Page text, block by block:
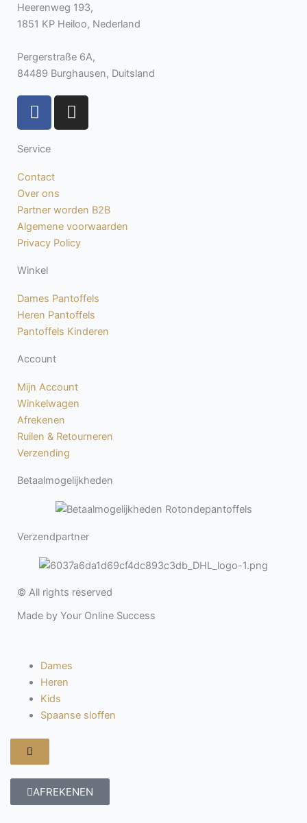
Heerenweg 193,
1851 KP Heiloo, Nederland
Pergerstraße 6A,
84489 Burghausen, Duitsland
F
a
e
b
o
o
k
-
I
n
r
a
m
Service
Contact
Over ons
Partner worden B2B
Algemene voorwaarden
Privacy Policy
Winkel
Dames Pantoffels
Heren Pantoffels
Pantoffels Kinderen
Account
Mijn Account
Winkelwagen
Afrekenen
Ruilen & Retourneren
Verzending
Betaalmogelijkheden
Verzendpartner
© All rights reserved
Made by Your Online Success
Dames
Heren
Kids
Spaanse sloffen
Hamburger
toggle
AFREKENEN